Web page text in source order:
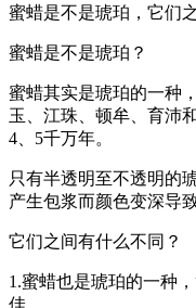
蜜蜡是不是琥珀，它们
蜜蜡是不是琥珀？
蜜蜡其实是琥珀的一种
玉、江珠、顿牟、育沛
4、5千万年。
只有半透明至不透明的
产生包浆而颜色变深导
它们之间有什么不同？
1.蜜蜡也是琥珀的一种
佳。